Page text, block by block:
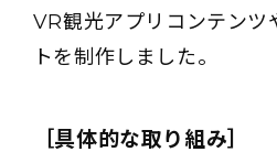
VR観光アプリコンテンツ
トを制作しました。
［具体的な取り組み］